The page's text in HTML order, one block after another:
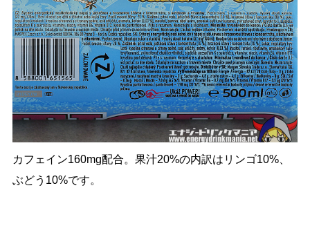
カフェイン160mg配合。果汁20%の内訳はリンゴ10%、
ぶどう10%です。